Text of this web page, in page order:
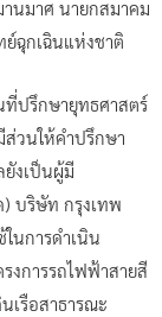
นมาศ นายกสมาคม
ฉุกเฉินแห่งชาติ
ที่ปรึกษายุทธศาสตร์
วนให้คำปรึกษา
งเป็นผู้มี
) บริษัท กรุงเทพ
นการดำเนิน
งการรถไฟฟ้าสายสี
เรือสาธารณะ